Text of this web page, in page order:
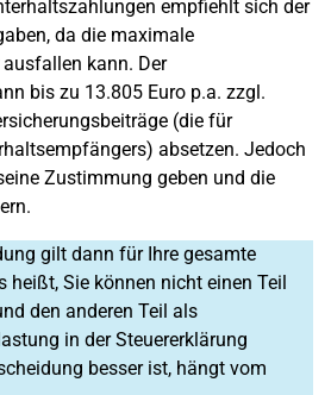
empfiehlt sich der
da die maximale
kann. Der
bis zu 13.805 Euro p.a. zzgl.
(die für
absetzen. Jedoch
Zustimmung geben und die
gilt dann für Ihre gesamte
heißt, Sie können nicht einen Teil
den anderen Teil als
in der Steuererklärung
besser ist, hängt vom